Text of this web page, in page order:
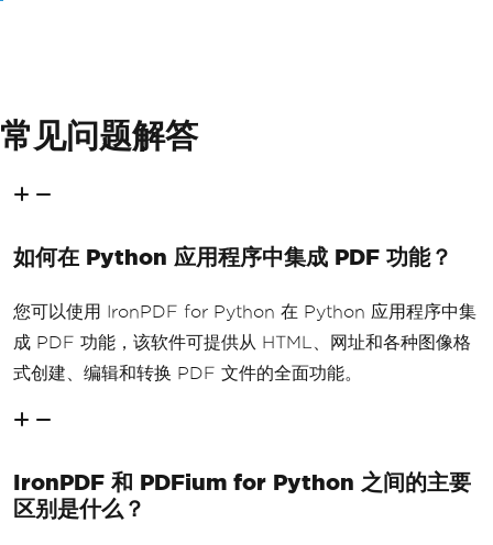
常见问题解答
如何在 Python 应用程序中集成 PDF 功能？
您可以使用 IronPDF for Python 在 Python 应用程序中集
成 PDF 功能，该软件可提供从 HTML、网址和各种图像格
式创建、编辑和转换 PDF 文件的全面功能。
IronPDF 和 PDFium for Python 之间的主要
区别是什么？